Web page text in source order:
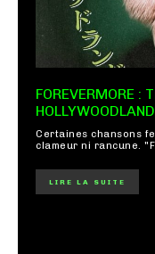
FOREVERMORE
Certaines chansons
clameur ni rancune.
LIRE LA SUITE